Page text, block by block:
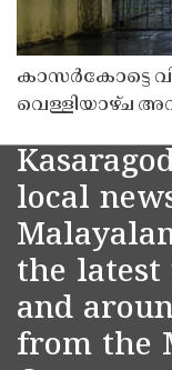
കാസർകോട്ടെ
വെള്ളിയാഴ്ച
local
the latest
and
from the